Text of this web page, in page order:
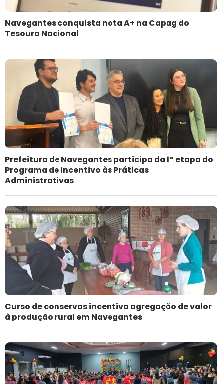
Navegantes conquista nota A+ na Capag do
Tesouro Nacional
Prefeitura de Navegantes participa da 1ª etapa do
Programa de Incentivo às Práticas
Administrativas
Curso de conservas incentiva agregação de valor
à produção rural em Navegantes